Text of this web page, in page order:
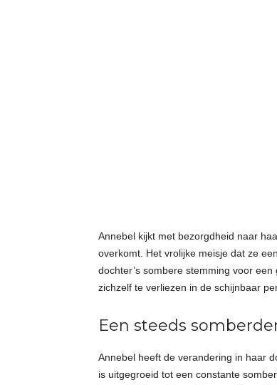
Annebel kijkt met bezorgdheid naar
overkomt. Het vrolijke meisje dat ze
dochter’s sombere stemming voor
zichzelf te verliezen in de schijnbaar
Een steeds
Annebel heeft de verandering in haar
is uitgegroeid tot een constante